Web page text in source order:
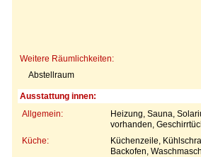
Weitere Räumlichkeiten:
Abstellraum
Ausstattung innen:
Allgemein:
Heizung, Sauna,
vorhanden,
Küche:
Küchenzeile,
Backofen,